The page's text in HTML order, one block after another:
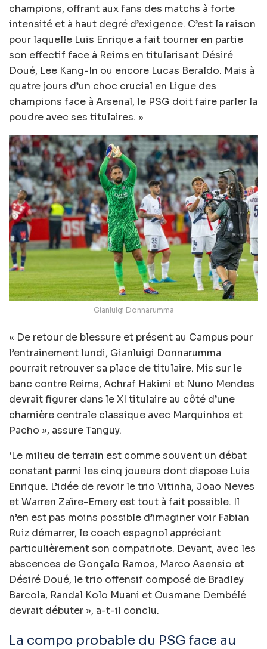
champions, offrant aux fans des matchs à forte
intensité et à haut degré d’exigence. C’est la raison
pour laquelle Luis Enrique a fait tourner en partie
son effectif face à Reims en titularisant Désiré
Doué, Lee Kang-In ou encore Lucas Beraldo. Mais à
quatre jours d’un choc crucial en Ligue des
champions face à Arsenal, le PSG doit faire parler la
poudre avec ses titulaires. »
Gianluigi Donnarumma
« De retour de blessure et présent au Campus pour
l’entrainement lundi, Gianluigi Donnarumma
pourrait retrouver sa place de titulaire. Mis sur le
banc contre Reims, Achraf Hakimi et Nuno Mendes
devrait figurer dans le XI titulaire au côté d’une
charnière centrale classique avec Marquinhos et
Pacho », assure Tanguy.
‘Le milieu de terrain est comme souvent un débat
constant parmi les cinq joueurs dont dispose Luis
Enrique. L’idée de revoir le trio Vitinha, Joao Neves
et Warren Zaïre-Emery est tout à fait possible. Il
n’en est pas moins possible d’imaginer voir Fabian
Ruiz démarrer, le coach espagnol appréciant
particulièrement son compatriote. Devant, avec les
abscences de Gonçalo Ramos, Marco Asensio et
Désiré Doué, le trio offensif composé de Bradley
Barcola, Randal Kolo Muani et Ousmane Dembélé
devrait débuter », a-t-il conclu.
La compo probable du PSG face au